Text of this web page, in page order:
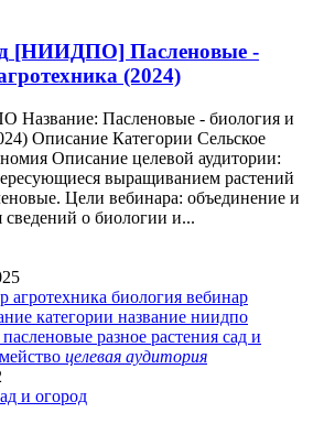
[НИИДПО] Пасленовые -
(2024)
Пасленовые - биология и
Описание Категории Сельское
Описание целевой аудитории:
выращиванием растений
Цели вебинара: объединение и
сведений о биологии и...
агротехника биология вебинар
категории название ниидпо
пасленовые разное растения сад и
целевая аудитория
и огород